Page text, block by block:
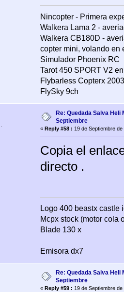
Nincopter - Primera
Walkera Lama 2 -
Walkera CB180D -
copter mini, volando en
Simulador Phoenix RC
Tarot 450 SPORT V2
Flybarless Copterx 2003
FlySky 9ch
Re: Quedada Salva Heli
Septiembre
« Reply #58 : 19 de Septiembre
Copia el
directo .
Logo 400 beastx castle
Mcpx stock (motor cola
Blade 130 x
Emisora dx7
Re: Quedada Salva Heli
Septiembre
« Reply #59 : 19 de Septiembre